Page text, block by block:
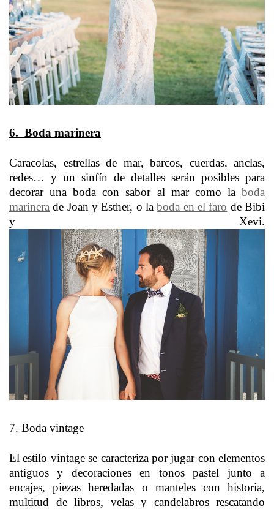
6. Boda marinera
Caracolas, estrellas de mar, barcos, cuerdas, anclas,
redes… y un sinfín de detalles serán posibles para
decorar una boda con sabor al mar como la boda
marinera de Joan y Esther, o laboda en el faro de Bibi
y Xevi.
7. Boda vintage
El estilo vintage se caracteriza por jugar con elementos
antiguos y decoraciones en tonos pastel junto a
encajes, piezas heredadas o manteles con historia,
multitud de libros, velas y candelabros rescatando